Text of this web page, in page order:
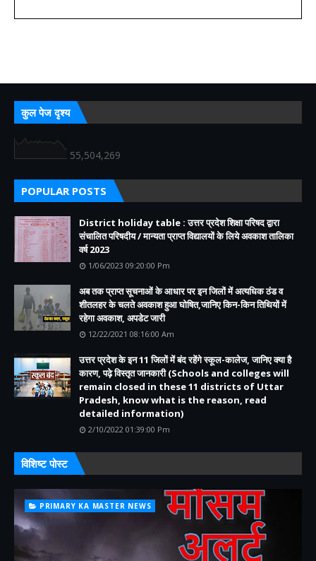
कुल पेज दृश्य
55,504,269
POPULAR POSTS
District holiday table : उत्तर प्रदेश शिक्षा परिषद द्वारा
संचालित परिषदीय / मान्यता प्राप्त विद्यालयों के लिये अवकाश तालिका
वर्ष 2023
1/06/2023 09:20:00 Pm
अब तक प्राप्त सूचनाओं के आधार पर इन जिलों में अत्यधिक ठंड व
शीतलहर के चलते अवकाश हुआ घोषित,जानिए किन-किन तिथियों में
रहेगा अवकाश, अपडेट जारी
12/22/2021 08:16:00 Am
उत्तर प्रदेश के इन 11 जिलों में बंद रहेंगे स्कूल-कालेज, जानिए क्या है
कारण, पढ़े विस्तृत जानकारी (Schools and colleges will
remain closed in these 11 districts of Uttar
Pradesh, know what is the reason, read
detailed information)
2/10/2022 01:39:00 Pm
विशिष्ट पोस्ट
PRIMARY KA MASTER NEWS